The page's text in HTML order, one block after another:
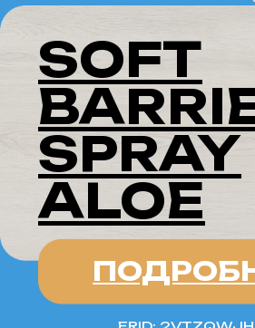
СОКОКЕ —
это уникальная порода кошек,
известная своей дикой
внешностью, грациозностью
и дружелюбным характером.
Эти кошки сочетают в себе
природную красоту, энергичность
и преданность своим хозяевам.
Сококе — это настоящие
африканские красавцы,
которые становятся любимцами
в любой семье.
ИСТОРИЯ ПОРОДЫ